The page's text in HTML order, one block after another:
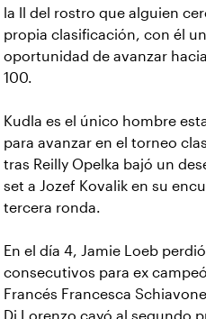
la ll del rostro que alguien
propia clasificación, con él
oportunidad de avanzar
100.
Kudla es el único hombre
para avanzar en el torneo
tras Reilly Opelka bajó un
set a Jozef Kovalik en su
tercera ronda.
En el día 4, Jamie Loeb
consecutivos para ex
Francés Francesca
Di Lorenzo cayó al segundo